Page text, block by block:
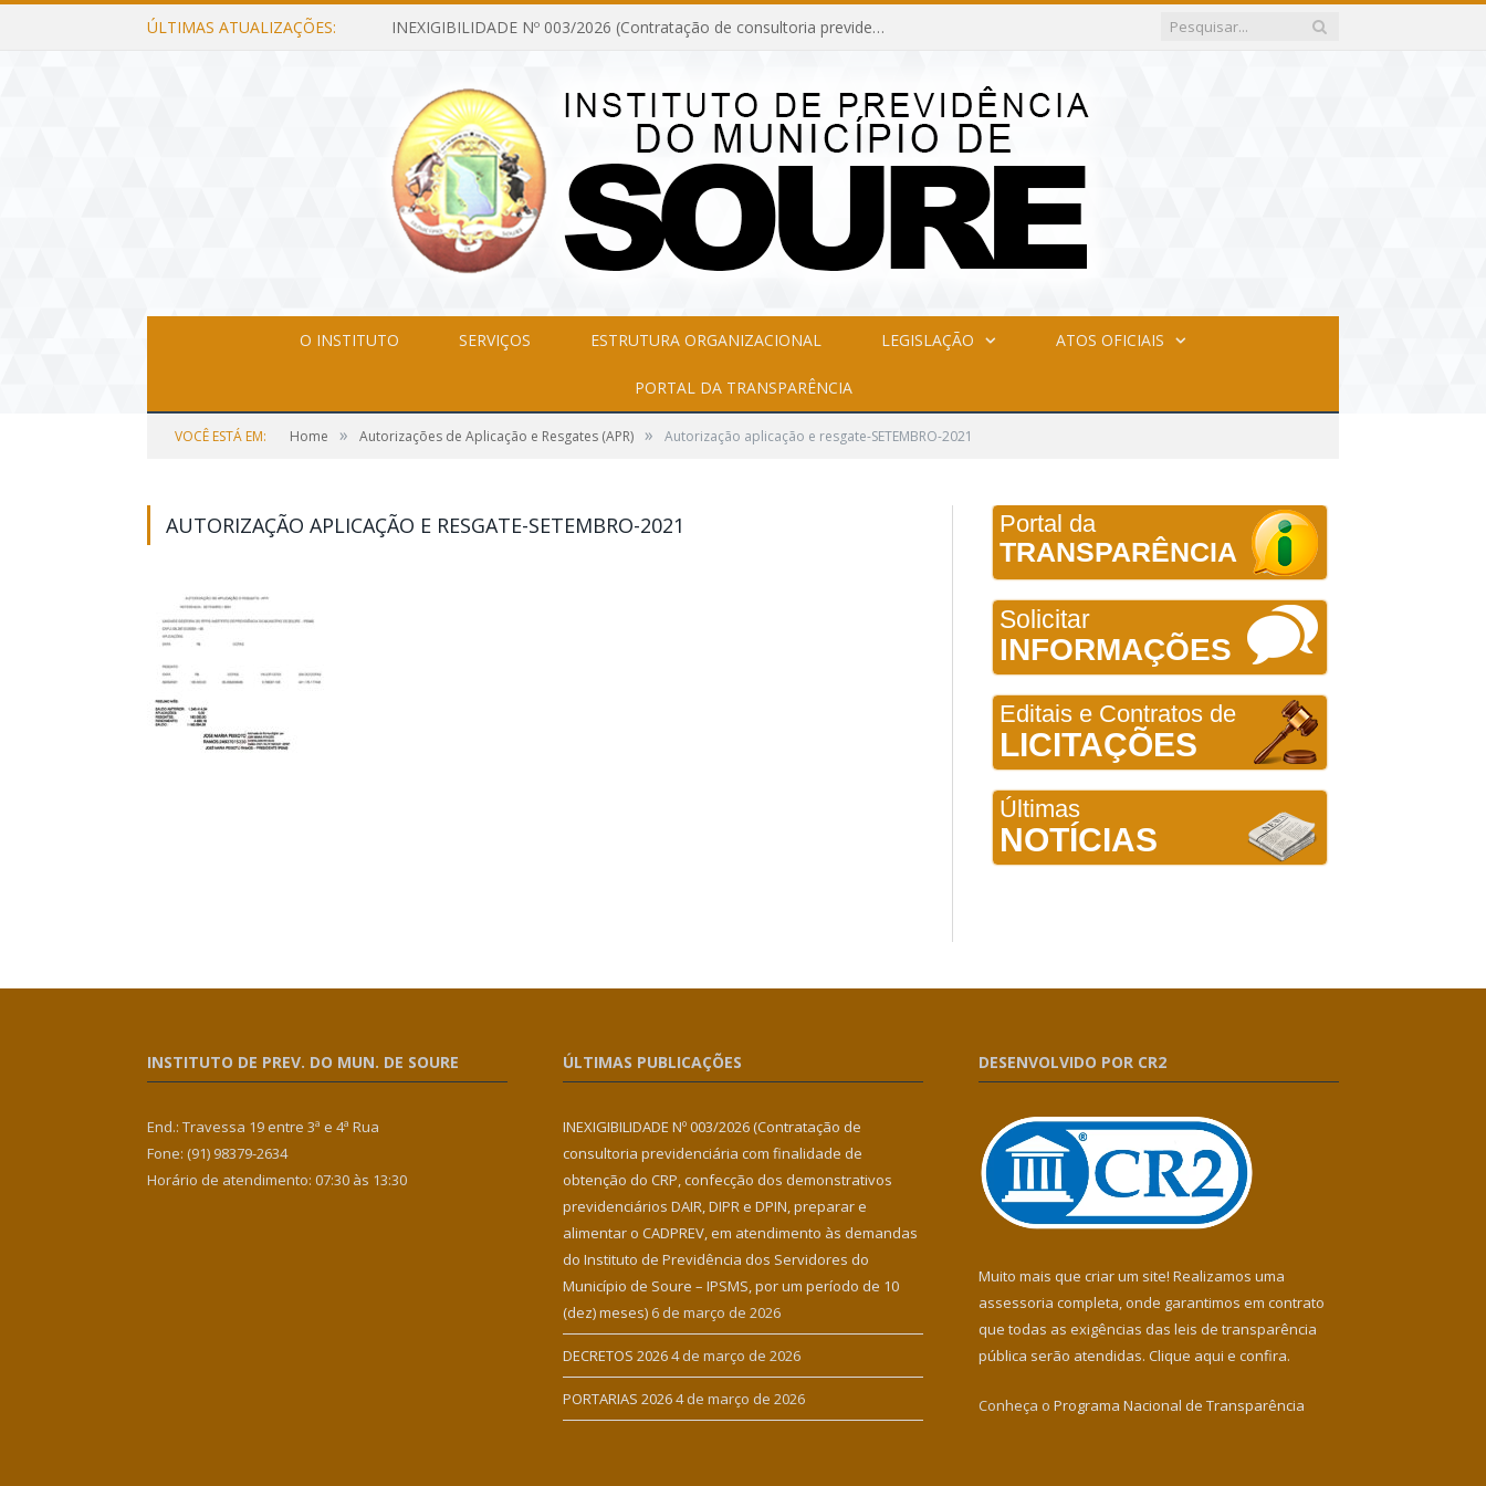
ÚLTIMAS ATUALIZAÇÕES: INEXIGIBILIDADE Nº 003/2026 (Contratação de consultoria previdenciária com finalidade de obtenção do CRP, confecção dos demonstrativos previdenciários DAIR, DIPR e DPIN, preparar e alimentar o CADPREV, em atendimento às demandas do Instituto de Previdência dos Servidores do Município de Soure – IPSMS, por um período de 10 (dez) meses)
O INSTITUTO SERVIÇOS ESTRUTURA ORGANIZACIONAL LEGISLAÇÃO ATOS OFICIAIS
PORTAL DA TRANSPARÊNCIA
VOCÊ ESTÁ EM: Home » Autorizações de Aplicação e Resgates (APR) » Autorização aplicação e resgate-SETEMBRO-2021
AUTORIZAÇÃO APLICAÇÃO E RESGATE-SETEMBRO-2021 Portal da
TRANSPARÊNCIA
Solicitar
INFORMAÇÕES
Editais e Contratos de
LICITAÇÕES
Últimas
NOTÍCIAS
INSTITUTO DE PREV. DO MUN. DE SOURE
End.: Travessa 19 entre 3ª e 4ª Rua
Fone: (91) 98379-2634
Horário de atendimento: 07:30 às 13:30
ÚLTIMAS PUBLICAÇÕES
INEXIGIBILIDADE Nº 003/2026 (Contratação de
consultoria previdenciária com finalidade de
obtenção do CRP, confecção dos demonstrativos
previdenciários DAIR, DIPR e DPIN, preparar e
alimentar o CADPREV, em atendimento às demandas
do Instituto de Previdência dos Servidores do
Município de Soure – IPSMS, por um período de 10
(dez) meses) 6 de março de 2026
DECRETOS 20264 de março de 2026
PORTARIAS 20264 de março de 2026
DESENVOLVIDO POR CR2
Muito mais que criar um site! Realizamos uma
assessoria completa, onde garantimos em contrato
que todas as exigências das leis de transparência
pública serão atendidas. Clique aqui e confira.
Conheça o Programa Nacional de Transparência